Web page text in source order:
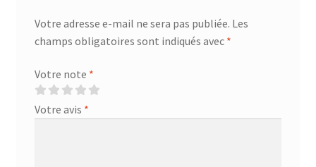
Votre adresse e-mail ne sera pas publiée. Les
champs obligatoires sont indiqués avec *
Votre note *
Votre avis *